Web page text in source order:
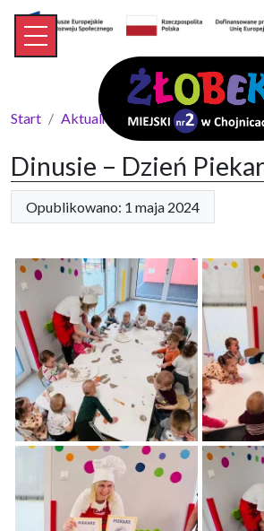
Start Aktualności Dinusie – Dzień
Dinusie – Dzień
Opublikowano: 1 maja 2024